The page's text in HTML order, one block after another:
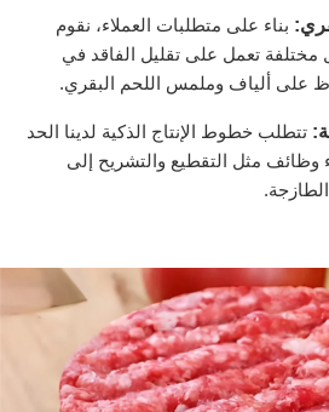
بناء على متطلبات العملاء، نقوم
مختلفة تعمل على تقليل الفاقد في
على ألياف وملمس اللحم البقري.
تتطلب خطوط الإنتاج الذكية لدينا الحد
وظائف مثل التقطيع والتشريح إلى